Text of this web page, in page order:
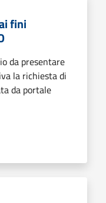
fini
da presentare
la richiesta di
da portale